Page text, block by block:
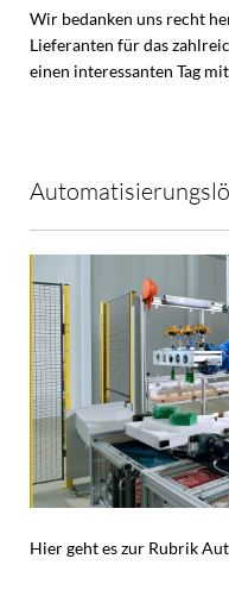
Wir bedanken uns recht
Lieferanten für das
einen interessanten Tag
Hier geht es zur Rubrik